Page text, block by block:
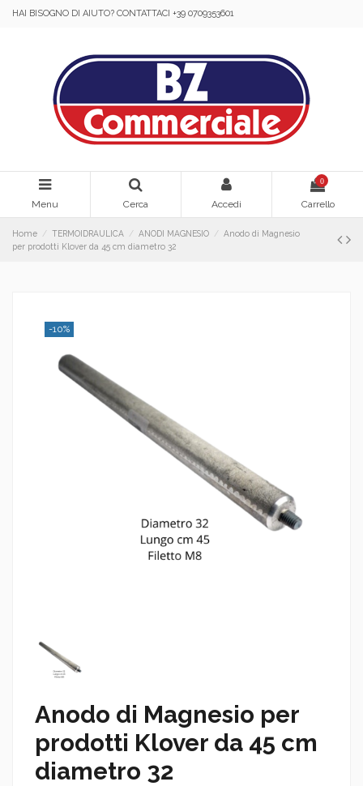
HAI BISOGNO DI AIUTO? CONTATTACI +39 0709353601
Menu Cerca Accedi
0
Carrello
Home TERMOIDRAULICA ANODI MAGNESIO
Anodo di Magnesio
per prodotti Klover da 45 cm diametro 32
-10%
Anodo di Magnesio per
prodotti Klover da 45 cm
diametro 32